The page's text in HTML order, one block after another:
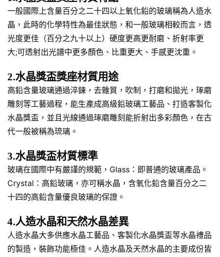
一般國際上含量百分之二十四以上氧化鉛的玻璃稱為人造水
晶，此時的化學特性為最佳狀態，和一般玻璃相較而言，透
光度更佳（百分之九十以上）硬度更高更耐磨、折射率更
大;可透射出光譜中更多顏色、比重更大、手感更沈重。
2.水晶獎盃獎座材質用途
高鉛含量玻璃通過淬鍊，去雜質，吹制，打磨和拋光，琢磨
雕刻等工藝過程，能生產成高級鉛玻璃工藝品、打造客製化
水晶獎盃，並且光線通過琢磨雕刻能折射出多彩顏色，在古
代一般被稱為琉璃。
3.水晶獎盃材質標準
玻璃在國際中有嚴謹的規範，Glass：即普通的玻璃產品。
Crystal：高鉛玻璃，亦可稱水晶，含氧化鉛含量百分之二
十四的高鉛含量優良玻璃的保證。
4.人造水晶和天然水晶差異
人造水晶大多供應水晶工藝品、客製化水晶獎盃等水晶禮品
的製造，裝飾功能極佳。人造水晶及天然水晶的主要成份皆